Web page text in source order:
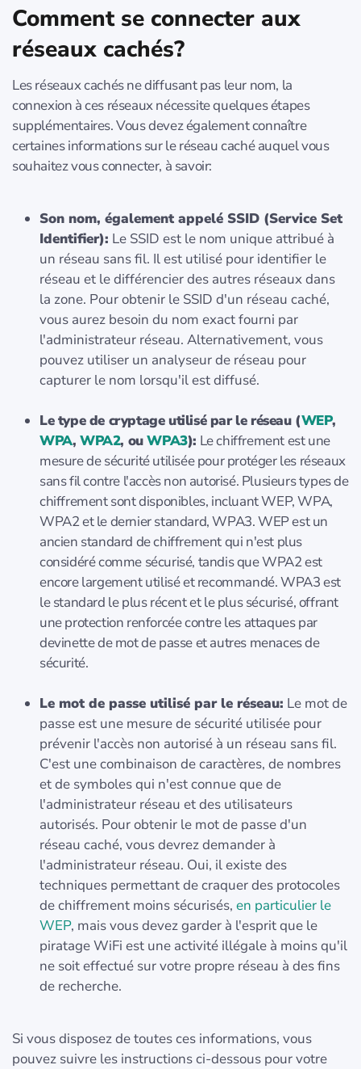
Comment se connecter aux
réseaux cachés?
Les réseaux cachés ne diffusant pas leur nom, la
connexion à ces réseaux nécessite quelques étapes
supplémentaires. Vous devez également connaître
certaines informations sur le réseau caché auquel vous
souhaitez vous connecter, à savoir:
Son nom, également appelé SSID (Service Set
Identifier): Le SSID est le nom unique attribué à
un réseau sans fil. Il est utilisé pour identifier le
réseau et le différencier des autres réseaux dans
la zone. Pour obtenir le SSID d'un réseau caché,
vous aurez besoin du nom exact fourni par
l'administrateur réseau. Alternativement, vous
pouvez utiliser un analyseur de réseau pour
capturer le nom lorsqu'il est diffusé.
Le type de cryptage utilisé par le réseau (WEP,
WPA,WPA2, ouWPA3): Le chiffrement est une
mesure de sécurité utilisée pour protéger les réseaux
sans fil contre l'accès non autorisé. Plusieurs types de
chiffrement sont disponibles, incluant WEP, WPA,
WPA2 et le dernier standard, WPA3. WEP est un
ancien standard de chiffrement qui n'est plus
considéré comme sécurisé, tandis que WPA2 est
encore largement utilisé et recommandé. WPA3 est
le standard le plus récent et le plus sécurisé, offrant
une protection renforcée contre les attaques par
devinette de mot de passe et autres menaces de
sécurité.
Le mot de passe utilisé par le réseau: Le mot de
passe est une mesure de sécurité utilisée pour
prévenir l'accès non autorisé à un réseau sans fil.
C'est une combinaison de caractères, de nombres
et de symboles qui n'est connue que de
l'administrateur réseau et des utilisateurs
autorisés. Pour obtenir le mot de passe d'un
réseau caché, vous devrez demander à
l'administrateur réseau. Oui, il existe des
techniques permettant de craquer des protocoles
de chiffrement moins sécurisés, en particulier le
WEP, mais vous devez garder à l'esprit que le
piratage WiFi est une activité illégale à moins qu'il
ne soit effectué sur votre propre réseau à des fins
de recherche.
Si vous disposez de toutes ces informations, vous
pouvez suivre les instructions ci-dessous pour votre